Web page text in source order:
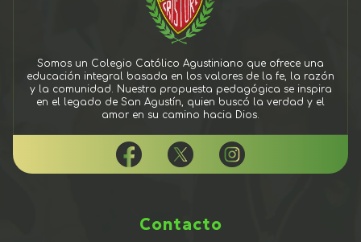
Somos un Colegio Católico Agustiniano que ofrece una
educación integral basada en los valores de la fe, la razón
y la comunidad. Nuestra propuesta pedagógica se inspira
en el legado de San Agustín, quien buscó la verdad y el
amor en su camino hacia Dios.
Contacto